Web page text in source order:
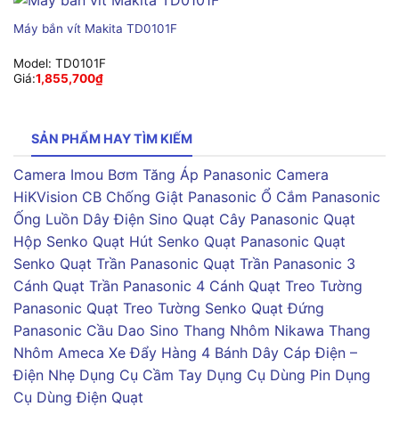
Máy bắn vít Makita TD0101F
Model: TD0101F
Giá:1,855,700₫
SẢN PHẨM HAY TÌM KIẾM
Camera Imou Bơm Tăng Áp Panasonic Camera
HiKVision CB Chống Giật Panasonic Ổ Cắm Panasonic
Ống Luồn Dây Điện Sino Quạt Cây Panasonic Quạt
Hộp Senko Quạt Hút Senko Quạt Panasonic Quạt
Senko Quạt Trần Panasonic Quạt Trần Panasonic 3
Cánh Quạt Trần Panasonic 4 Cánh Quạt Treo Tường
Panasonic Quạt Treo Tường Senko Quạt Đứng
Panasonic Cầu Dao Sino Thang Nhôm Nikawa Thang
Nhôm Ameca Xe Đẩy Hàng 4 Bánh Dây Cáp Điện –
Điện Nhẹ Dụng Cụ Cầm Tay Dụng Cụ Dùng Pin Dụng
Cụ Dùng Điện Quạt